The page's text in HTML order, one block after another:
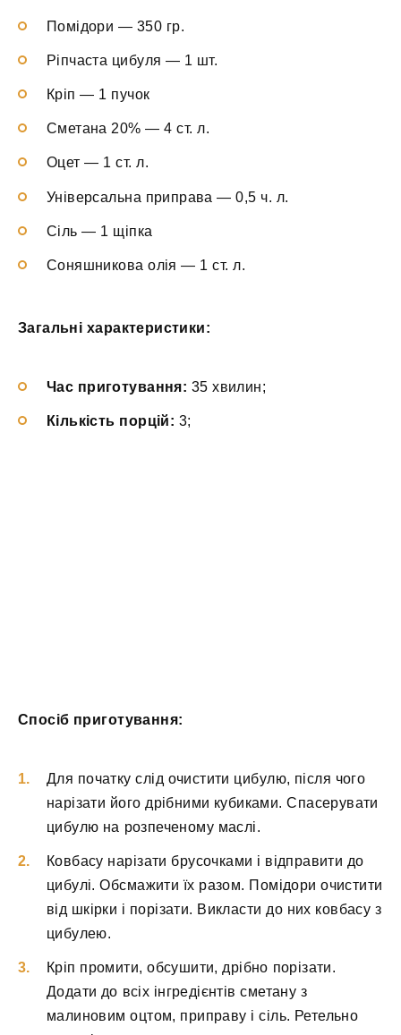
Помідори — 350 гр.
Ріпчаста цибуля — 1 шт.
Кріп — 1 пучок
Сметана 20% — 4 ст. л.
Оцет — 1 ст. л.
Універсальна приправа — 0,5 ч. л.
Сіль — 1 щіпка
Соняшникова олія — 1 ст. л.
Загальні характеристики:
Час приготування: 35 хвилин;
Кількість порцій: 3;
Спосіб приготування:
Для початку слід очистити цибулю, після чого
нарізати його дрібними кубиками. Спасерувати
цибулю на розпеченому маслі.
Ковбасу нарізати брусочками і відправити до
цибулі. Обсмажити їх разом. Помідори очистити
від шкірки і порізати. Викласти до них ковбасу з
цибулею.
Кріп промити, обсушити, дрібно порізати.
Додати до всіх інгредієнтів сметану з
малиновим оцтом, приправу і сіль. Ретельно